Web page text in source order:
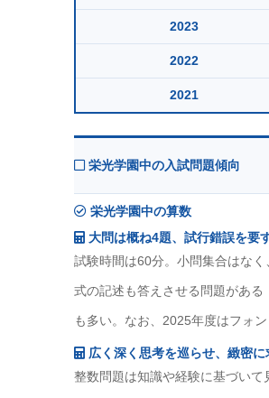
2023
2022
2021
栄光学園中の入試問題傾向
栄光学園中の算数
大問は概ね4題、試行錯誤を要
試験時間は60分。小問集合はな
式の記述も答えさせる問題があ
も多い。なお、2025年度はフォン
広く深く思考を巡らせ、緻密に
整数問題は知識や経験に基づい